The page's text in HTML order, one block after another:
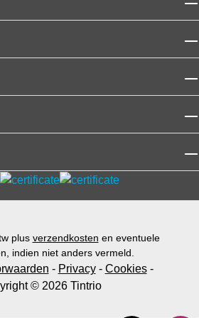
plus verzendkosten en eventuele
indien niet anders vermeld.
- Privacy- Cookies-
© 2026 Tintrio